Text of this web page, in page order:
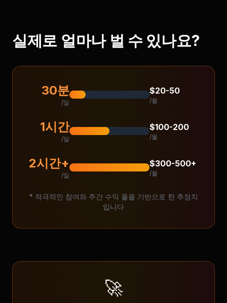
실제로 얼마나 벌 수 있나요?
30분
/일
$20-50
/월
1시간
/일
$100-200
/월
2시간+
/일
$300-500+
/월
* 적극적인 참여와 주간 수익 풀을 기반으로 한 추정치
입니다
🚀